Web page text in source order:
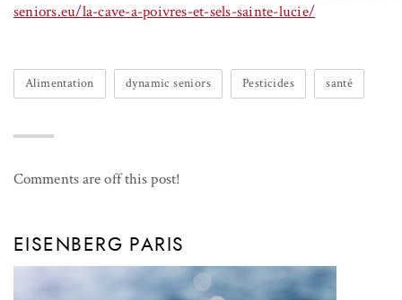
seniors.eu/la-cave-a-poivres-et-sels-sainte-lucie/
Alimentation dynamic seniors Pesticides santé
Comments are off this post!
EISENBERG PARIS